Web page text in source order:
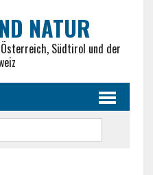
NATUR
Südtirol und der